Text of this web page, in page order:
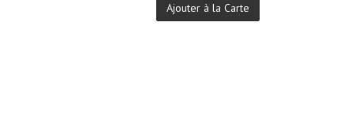
Ajouter à la Carte